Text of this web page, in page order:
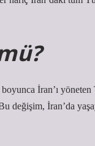
İran’ı
değişim, İran’da